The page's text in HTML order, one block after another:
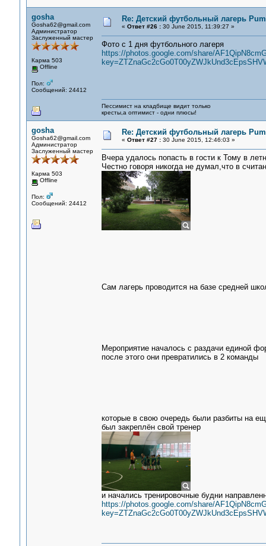
gosha
Gosha62@gmail.com
Администратор
Заслуженный мастер
Карма 503
Offline
Пол:
Сообщений: 24412
Re: Детский футбольный лагерь
« Ответ #26 :30 June 2015, 11:39:27 »
Фото с 1 дня футбольного лагеря
https://photos.google.com/share/
Пессимист на кладбище видит только
кресты,а оптимист - одни плюсы!
gosha
Gosha62@gmail.com
Администратор
Заслуженный мастер
Карма 503
Offline
Пол:
Сообщений: 24412
Re: Детский футбольный лагерь
« Ответ #27 :30 June 2015, 12:46:03 »
Вчера удалось попасть в гости к Тому в
Честно говоря никогда не думал,что в
Сам лагерь проводится на базе средней
Мероприятие началось с раздачи единой
после этого они превратились в 2 команды
которые в свою очередь были разбиты на
был закреплён свой тренер
и начались тренировочные будни
https://photos.google.com/share/